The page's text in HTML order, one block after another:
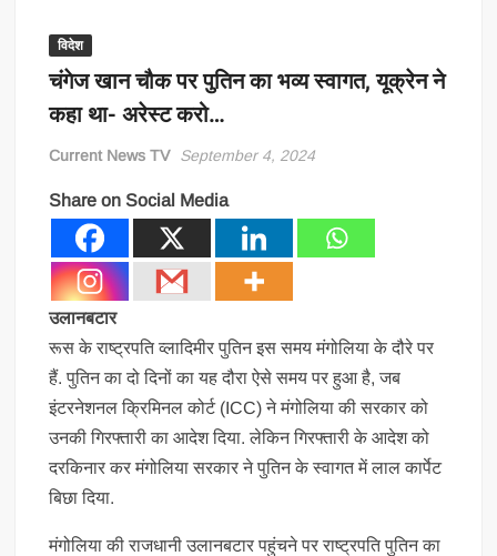
विदेश
चंगेज खान चौक पर पुतिन का भव्य स्वागत, यूक्रेन ने
कहा था- अरेस्ट करो…
Current News TV September 4, 2024
Share on Social Media
उलानबटार
रूस के राष्ट्रपति व्लादिमीर पुतिन इस समय मंगोलिया के दौरे पर
हैं. पुतिन का दो दिनों का यह दौरा ऐसे समय पर हुआ है, जब
इंटरनेशनल क्रिमिनल कोर्ट (ICC) ने मंगोलिया की सरकार को
उनकी गिरफ्तारी का आदेश दिया. लेकिन गिरफ्तारी के आदेश को
दरकिनार कर मंगोलिया सरकार ने पुतिन के स्वागत में लाल कार्पेट
बिछा दिया.
मंगोलिया की राजधानी उलानबटार पहुंचने पर राष्ट्रपति पुतिन का